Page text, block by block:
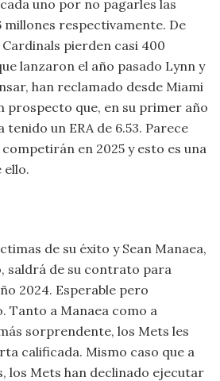
uno por no pagarles las
millones respectivamente. De
pierden casi 400
lanzaron el año pasado Lynn y
han reclamado desde Miami
prospecto que, en su primer año
un ERA de 6.53. Parece
en 2025 y esto es una
ello.
de su éxito y Sean Manaea,
saldrá de su contrato para
2024. Esperable pero
Tanto a Manaea como a
sorprendente, los Mets les
calificada. Mismo caso que a
los Mets han declinado ejecutar